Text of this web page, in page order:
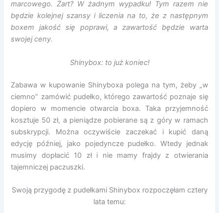
marcowego. Żart? W żadnym wypadku! Tym razem nie
będzie kolejnej szansy i liczenia na to, że z następnym
boxem jakość się poprawi, a zawartość będzie warta
swojej ceny.
Shinybox: to już koniec!
Zabawa w kupowanie Shinyboxa polega na tym, żeby „w
ciemno” zamówić pudełko, którego zawartość poznaje się
dopiero w momencie otwarcia boxa. Taka przyjemność
kosztuje 50 zł, a pieniądze pobierane są z góry w ramach
subskrypcji. Można oczywiście zaczekać i kupić daną
edycję później, jako pojedyncze pudełko. Wtedy jednak
musimy dopłacić 10 zł i nie mamy frajdy z otwierania
tajemniczej paczuszki.
Swoją przygodę z pudełkami Shinybox rozpoczęłam cztery
lata temu: